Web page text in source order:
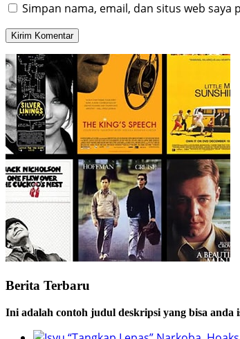
Simpan nama, email, dan situs web
Berita Terbaru
Ini adalah contoh judul deskripsi yang bisa anda